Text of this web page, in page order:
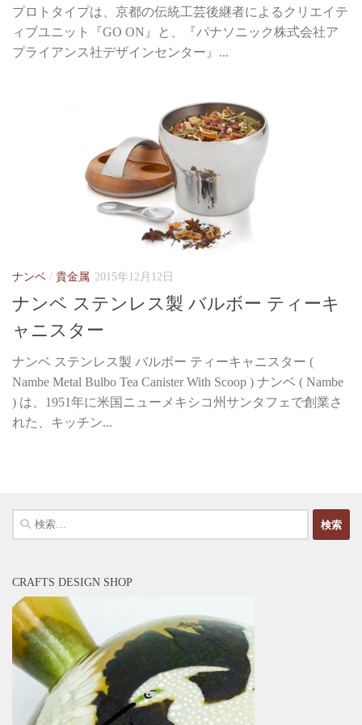
プロトタイプは、京都の伝統工芸後継者によるクリエイテ
ィブユニット『GO ON』と、『パナソニック株式会社ア
プライアンス社デザインセンター』...
ナンベ / 貴金属 2015年12月12日
ナンベ ステンレス製 バルボー ティーキ
ャニスター
ナンベ ステンレス製 バルボー ティーキャニスター (
Nambe Metal Bulbo Tea Canister With Scoop ) ナンベ ( Nambe
) は、1951年に米国ニューメキシコ州サンタフェで創業さ
れた、キッチン...
検
索:
CRAFTS DESIGN SHOP